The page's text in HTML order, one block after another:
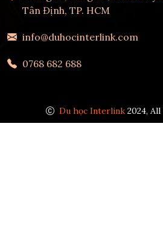
Tân Định, TP. HCM
info@duhocinterlink.com
0768 682 688
Du học Interlink 2024,